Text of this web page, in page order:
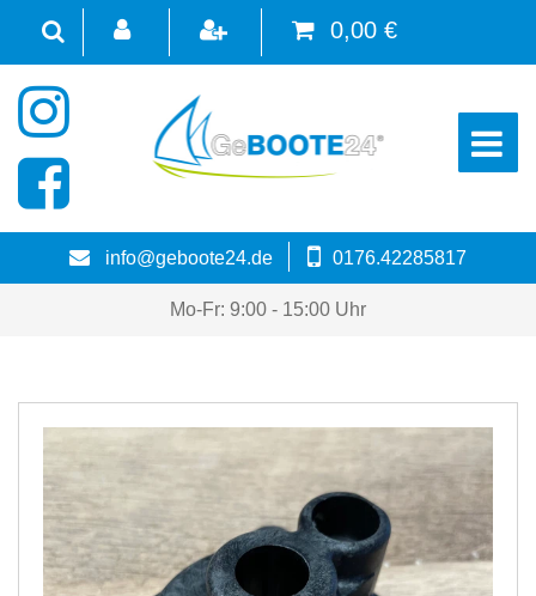
0,00 €
☰
info@geboote24.de 0176.42285817
Mo-Fr: 9:00 - 15:00 Uhr